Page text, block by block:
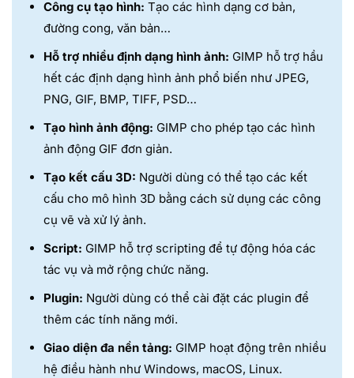
Công cụ tạo hình: Tạo các hình dạng cơ bản,
đường cong, văn bản…
Hỗ trợ nhiều định dạng hình ảnh: GIMP hỗ trợ hầu
hết các định dạng hình ảnh phổ biến như JPEG,
PNG, GIF, BMP, TIFF, PSD…
Tạo hình ảnh động: GIMP cho phép tạo các hình
ảnh động GIF đơn giản.
Tạo kết cấu 3D: Người dùng có thể tạo các kết
cấu cho mô hình 3D bằng cách sử dụng các công
cụ vẽ và xử lý ảnh.
Script: GIMP hỗ trợ scripting để tự động hóa các
tác vụ và mở rộng chức năng.
Plugin: Người dùng có thể cài đặt các plugin để
thêm các tính năng mới.
Giao diện đa nền tảng: GIMP hoạt động trên nhiều
hệ điều hành như Windows, macOS, Linux.